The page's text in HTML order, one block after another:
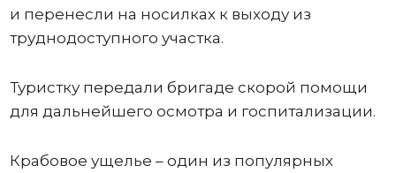
и перенесли на носилках к выходу из
труднодоступного участка.
Туристку передали бригаде скорой помощи
для дальнейшего осмотра и госпитализации.
Крабовое ущелье – один из популярных